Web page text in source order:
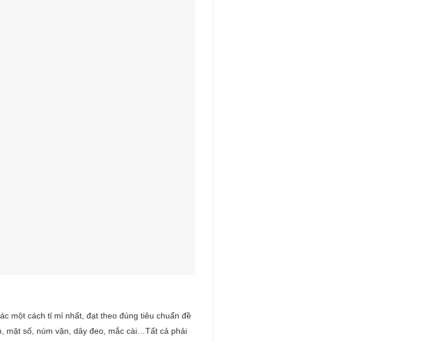
một cách tỉ mỉ nhất, đạt theo đúng tiêu chuẩn đề
mặt số, núm vặn, dây đeo, mắc cài…Tất cả phải